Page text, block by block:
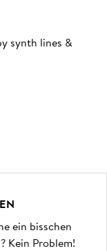
synth lines &
ein bisschen
Kein Problem!